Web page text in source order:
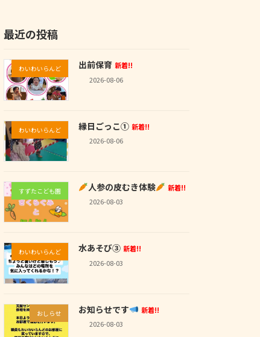
最近の投稿
わいわいらんど 出前保育 新着!!
2026-08-06
わいわいらんど 縁日ごっこ① 新着!!
2026-08-06
すずたこども園 人参の皮むき体験
新着!!
2026-08-03
わいわいらんど 水あそび③ 新着!!
2026-08-03
おしらせ お知らせです
新着!!
2026-08-03